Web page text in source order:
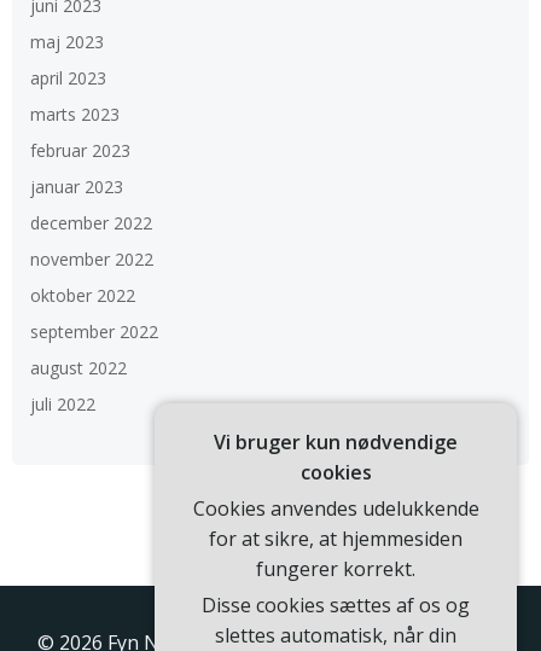
juni 2023
maj 2023
april 2023
marts 2023
februar 2023
januar 2023
december 2022
november 2022
oktober 2022
september 2022
august 2022
juli 2022
© 2026 Fyn Nyt. Bygget ved at bruge WordPress og
Vi bruger kun nødvendige
cookies
Cookies anvendes udelukkende
for at sikre, at hjemmesiden
fungerer korrekt.
Disse cookies sættes af os og
slettes automatisk, når din